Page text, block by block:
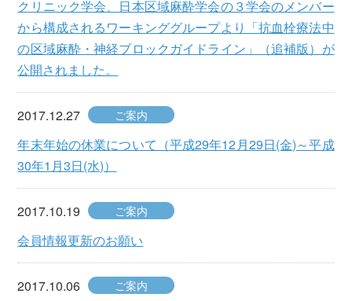
クリニック学会、日本区域麻酔学会の３学会のメンバー
から構成されるワーキンググループより「抗血栓療法中
の区域麻酔・神経ブロックガイドライン」（追補版）が
公開されました。
2017.12.27 ご案内
年末年始の休業について（平成29年12月29日(金)～平成
30年1月3日(水)）
2017.10.19 ご案内
会員情報更新のお願い
2017.10.06 ご案内